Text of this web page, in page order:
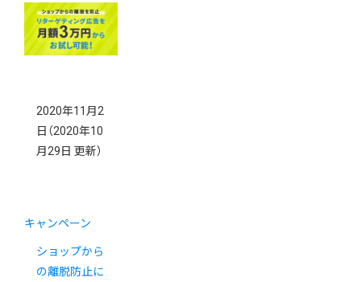
2020年11月2
日 （2020年10
月29日 更新）
キャンペーン
ショップから
の離脱防止に